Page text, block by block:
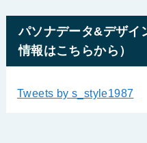
パソナデータ&デザ
情報はこちらから）
Tweets by s_style1987